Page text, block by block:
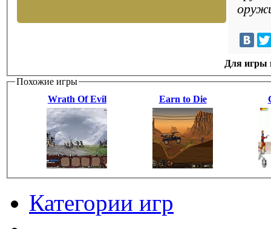
Для игры
Похожие игры
Wrath Of Evil
Earn to Die
Категории игр